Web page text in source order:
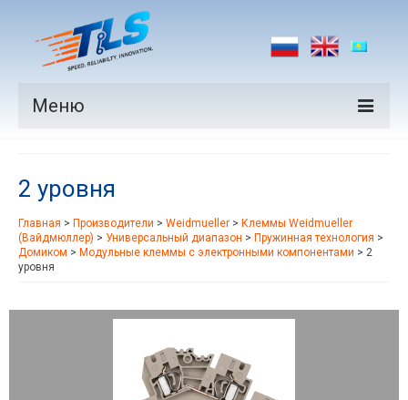
Меню
Производители
Рынки
Новости
2 уровня
Главная > Производители > Weidmueller > Клеммы Weidmueller
(Вайдмюллер) > Универсальный диапазон > Пружинная технология >
Домиком > Модульные клеммы с электронными компонентами > 2
уровня